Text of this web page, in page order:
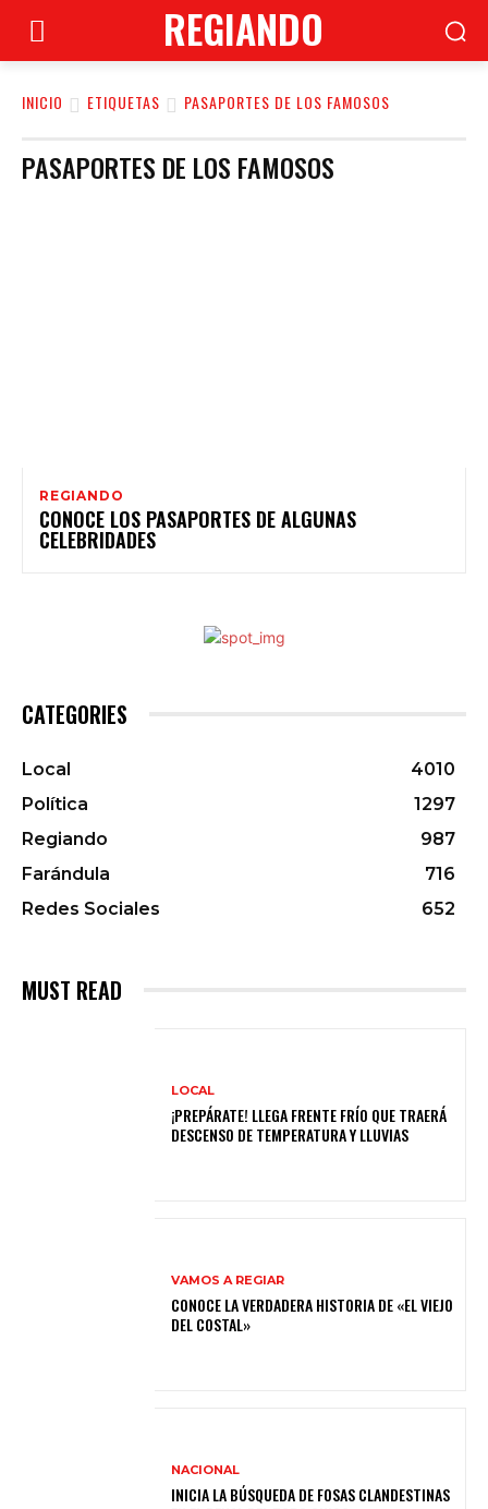
REGIANDO
INICIO ETIQUETAS PASAPORTES DE LOS FAMOSOS
PASAPORTES DE LOS FAMOSOS
REGIANDO
CONOCE LOS PASAPORTES DE ALGUNAS
CELEBRIDADES
CATEGORIES
Local
4010
Política
1297
Regiando
987
Farándula
716
Redes Sociales
652
MUST READ
LOCAL
¡PREPÁRATE! LLEGA FRENTE FRÍO QUE TRAERÁ
DESCENSO DE TEMPERATURA Y LLUVIAS
VAMOS A REGIAR
CONOCE LA VERDADERA HISTORIA DE «EL VIEJO
DEL COSTAL»
NACIONAL
INICIA LA BÚSQUEDA DE FOSAS CLANDESTINAS